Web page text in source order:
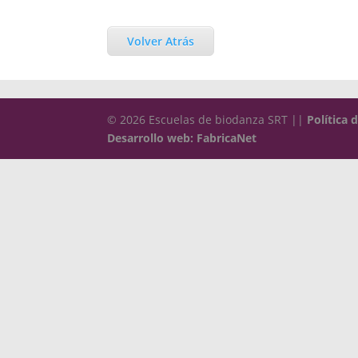
Volver Atrás
© 2026 Escuelas de biodanza SRT || Política
Desarrollo web: FabricaNet